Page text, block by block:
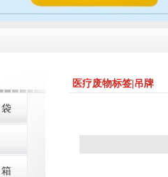
医疗废物标签|吊牌